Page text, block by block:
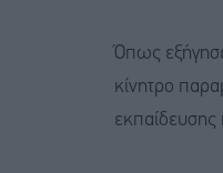
Όπως εξήγησε
κίνητρο
εκπαίδευσης